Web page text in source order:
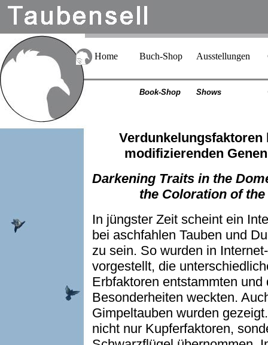
Home Buch-Shop Ausstellungen
Book-Shop Shows
Verdunkelungsfaktoren
modifizierenden
Darkening Traits in the
the Coloration of
In jüngster Zeit scheint ein
bei aschfahlen Tauben und
zu sein. So wurden in
vorgestellt, die
Erbfaktoren entstammten
Besonderheiten weckten.
Gimpeltauben wurden
nicht nur Kupferfaktoren,